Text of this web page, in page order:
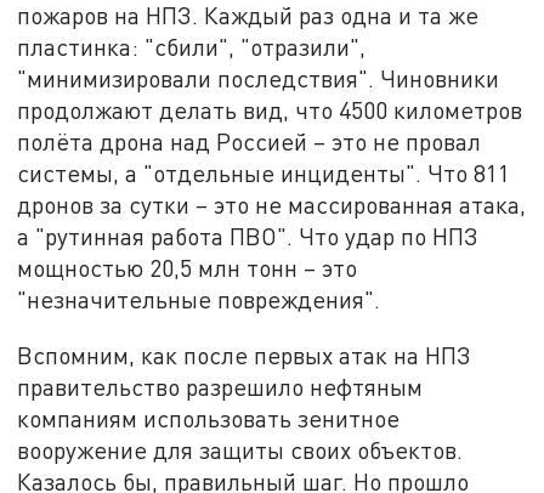
пожаров на НПЗ. Каждый раз одна и та же
пластинка: "сбили", "отразили",
"минимизировали последствия". Чиновники
продолжают делать вид, что 4500 километров
полёта дрона над Россией – это не провал
системы, а "отдельные инциденты". Что 811
дронов за сутки – это не массированная атака,
а "рутинная работа ПВО". Что удар по НПЗ
мощностью 20,5 млн тонн – это
"незначительные повреждения".
Вспомним, как после первых атак на НПЗ
правительство разрешило нефтяным
компаниям использовать зенитное
вооружение для защиты своих объектов.
Казалось бы, правильный шаг. Но прошло